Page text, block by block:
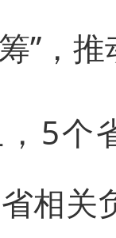
”，
5个
相关